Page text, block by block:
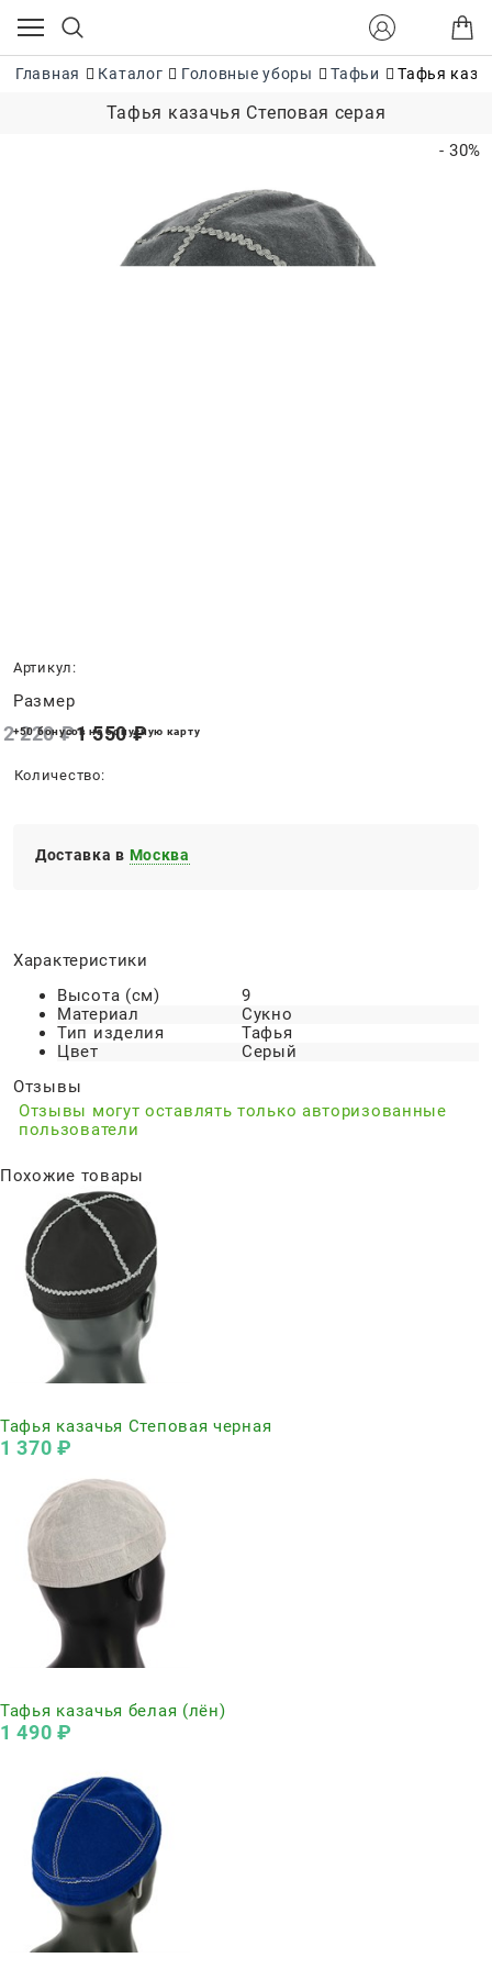
Главная Каталог Головные уборы Тафьи Тафья
Тафья казачья Степовая серая
- 30%
Артикул:
Размер
2 220 ₽1 550 ₽
+50 бонусов на бонусную карту
Количество:
Доставка в Москва
Характеристики
Высота (см)
9
Материал
Сукно
Тип изделия
Тафья
Цвет
Серый
Отзывы
Отзывы могут оставлять только авторизованные
пользователи
Похожие товары
Тафья казачья Степовая черная
1 370 ₽
Тафья казачья белая (лён)
1 490 ₽